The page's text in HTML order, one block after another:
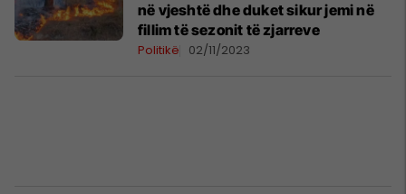
në vjeshtë dhe duket sikur jemi në
fillim të sezonit të zjarreve
Politikë 02/11/2023